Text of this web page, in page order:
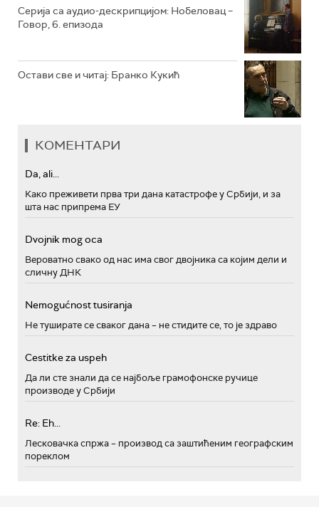
Серија са аудио-дескрипцијом: Нобеловац –
Говор, 6. епизода
Остави све и читај: Бранко Кукић
КОМЕНТАРИ
Da, ali...
Како преживети прва три дана катастрофе у Србији, и за
шта нас припрема ЕУ
Dvojnik mog oca
Вероватно свако од нас има свог двојника са којим дели и
сличну ДНК
Nemogućnost tusiranja
Не туширате се сваког дана – не стидите се, то је здраво
Cestitke za uspeh
Да ли сте знали да се најбоље грамофонске ручице
производе у Србији
Re: Eh...
Лесковачка спржа – производ са заштићеним географским
пореклом